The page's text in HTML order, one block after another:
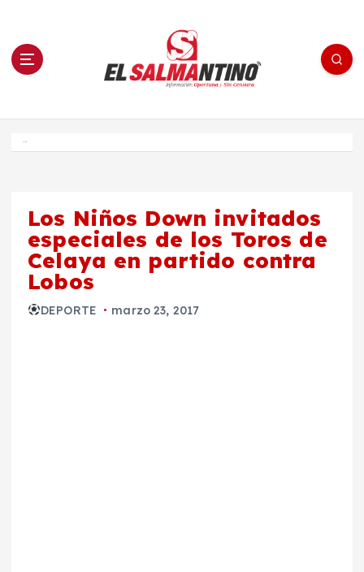
n El Salmantino - medios/noticias/editorial
Los Niños Down invitados
especiales de los Toros de
Celaya en partido contra
Lobos
DEPORTE marzo 23, 2017